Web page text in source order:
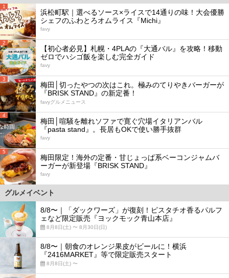
1
浜松町駅｜選べるソース×ライスで14通りの味！大会優勝
シェフのふわとろオムライス『Michi』
favy
2
【初心者必見】札幌・4PLAの『大通バル』を攻略！移動
ゼロでハシゴ飯を楽しむ完全ガイド
favy
3
梅田│切ったやつの次はこれ。極みのてりやきバーガーが
『BRISK STAND』の新定番！
favyグルメニュース
4
梅田│喧騒を離れソファで寛ぐ穴場イタリアンバル
『pasta stand』。長居もOKで使い勝手抜群
favy
5
梅田限定！海外の定番・甘じょっぱ系ベーコンジャムバ
ーガーが新登場『BRISK STAND』
favy
グルメイベント
8/8〜｜「ダックワーズ」が復刻！ピスタチオ香るパルフ
ェなど限定販売『ヨックモック青山本店』
8月8日(土) 〜 8月30日(日)
8/8〜｜朝食のオレンジ果皮がビールに！横浜
『2416MARKET』等で限定販売スタート
8月8日(土) 〜